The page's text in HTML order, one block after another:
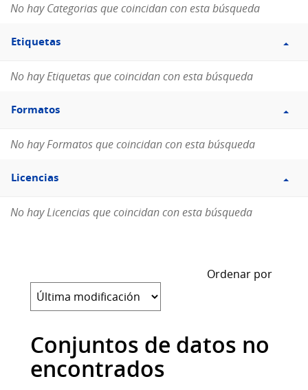
No hay Categorias que coincidan con esta búsqueda
Filtro
Etiquetas
Etiquetas
No hay Etiquetas que coincidan con esta búsqueda
Filtro
Formatos
Formatos
No hay Formatos que coincidan con esta búsqueda
Filtro
Licencias
Licencias
No hay Licencias que coincidan con esta búsqueda
Ordenar por
Conjuntos de datos no
encontrados